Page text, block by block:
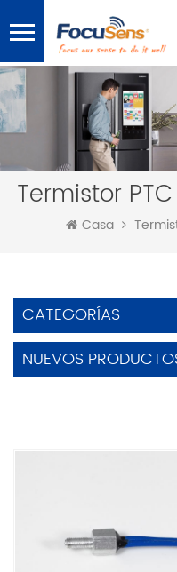
Termistor
Casa
CATEGORÍAS
NUEVOS